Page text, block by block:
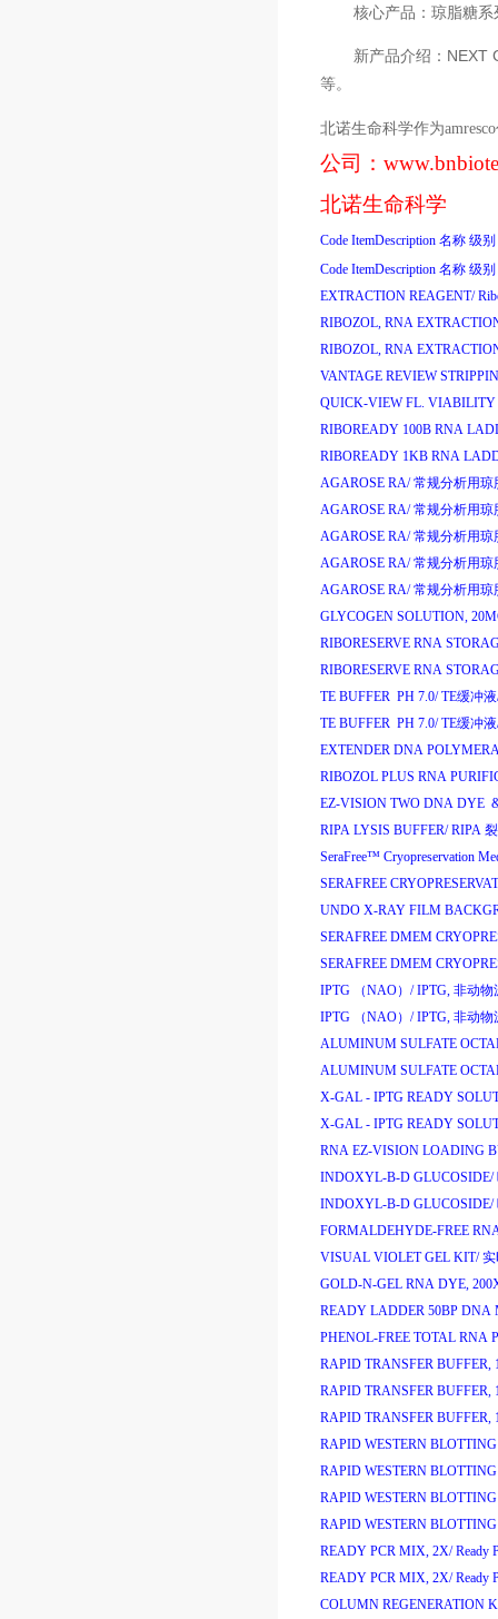
核心产品：琼脂糖
新产品介绍： NEXT
等。
北诺生命科学作为amresco
公司：
北诺生命科学
Code ItemDescription 名称 级别
Code ItemDescription 名称 级别
EXTRACTION REAGENT/
RIBOZOL, RNA
RIBOZOL, RNA
VANTAGE REVIEW
QUICK-VIEW FL. VIABILITY
RIBOREADY 100B RNA
RIBOREADY 1KB RNA
AGAROSE RA/ 常规分析用琼
AGAROSE RA/ 常规分析用琼
AGAROSE RA/ 常规分析用琼
AGAROSE RA/ 常规分析用琼
AGAROSE RA/ 常规分析用琼
GLYCOGEN SOLUTION,
RIBORESERVE RNA
RIBORESERVE RNA
TE BUFFER PH 7.0/ TE缓冲液
TE BUFFER PH 7.0/ TE缓冲液
EXTENDER DNA
RIBOZOL PLUS RNA
EZ-VISION TWO DNA DYE
RIPA LYSIS BUFFER/ RIPA
SeraFree™ Cryopreservation
SERAFREE
UNDO X-RAY FILM
SERAFREE DMEM
SERAFREE DMEM
IPTG （NAO）/ IPTG, 非动物
IPTG （NAO）/ IPTG, 非动物
ALUMINUM SULFATE
ALUMINUM SULFATE
X-GAL - IPTG READY
X-GAL - IPTG READY
RNA EZ-VISION LOADING
INDOXYL-B-D GLUCOSIDE/
INDOXYL-B-D GLUCOSIDE/
FORMALDEHYDE-FREE
VISUAL VIOLET GEL KIT/
GOLD-N-GEL RNA DYE,
READY LADDER 50BP DNA
PHENOL-FREE TOTAL RNA
RAPID TRANSFER BUFFER,
RAPID TRANSFER BUFFER,
RAPID TRANSFER BUFFER,
RAPID WESTERN
RAPID WESTERN
RAPID WESTERN
RAPID WESTERN
READY PCR MIX, 2X/ Ready
READY PCR MIX, 2X/ Ready
COLUMN REGENERATION